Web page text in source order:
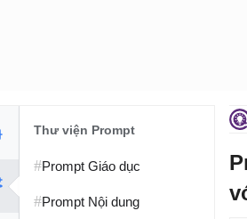
Thư viện Prompt
#Prompt Giáo dục
#Prompt Nội dung